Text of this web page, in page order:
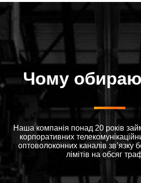
Чому
Наша компанія понад 20 років
корпоративних
оптоволоконних каналів зв’язку
лімітів на обсяг